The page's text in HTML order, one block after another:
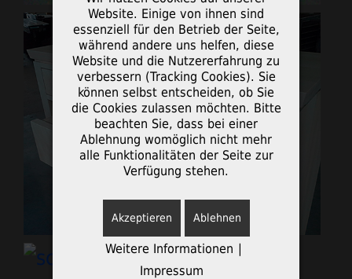
Website. Einige von ihnen sind
essenziell für den Betrieb der Seite,
während andere uns helfen, diese
Website und die Nutzererfahrung zu
verbessern (Tracking Cookies). Sie
können selbst entscheiden, ob Sie
die Cookies zulassen möchten. Bitte
beachten Sie, dass bei einer
Ablehnung womöglich nicht mehr
alle Funktionalitäten der Seite zur
Verfügung stehen.
Akzeptieren Ablehnen
Weitere Informationen |
Impressum